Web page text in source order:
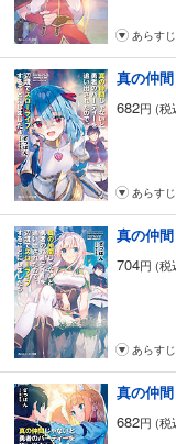
あらす
682円 (税
あらす
704円 (税
あらす
682円 (税